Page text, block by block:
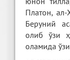
Платон,
Беруний
олиб ўзи
оламида